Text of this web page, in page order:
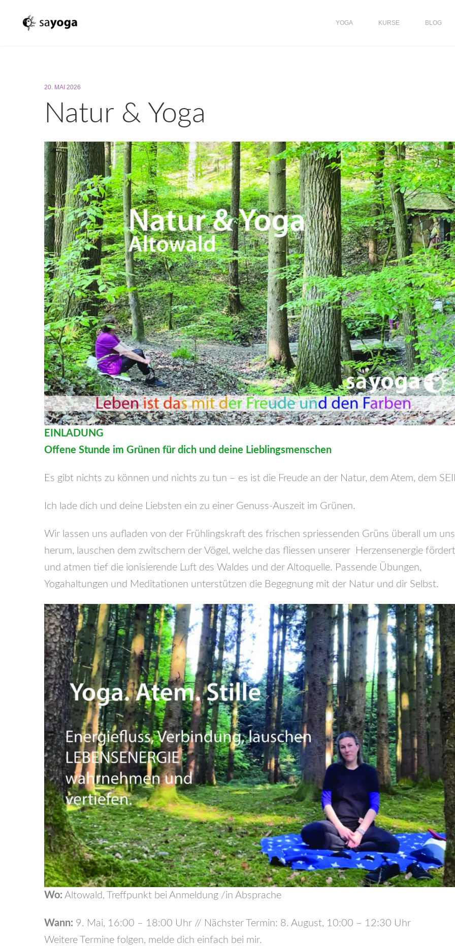
YOGA KURSE BLOG
20. MAI 2026
Natur & Yoga
EINLADUNG
Offene Stunde im Grünen für dich und deine Lieblingsmenschen
Es gibt nichts zu können und nichts zu tun – es ist die Freude an der Natur, dem Atem, dem
Ich lade dich und deine Liebsten ein zu einer Genuss-Auszeit im Grünen.
Wir lassen uns aufladen von der Frühlingskraft des frischen spriessenden Grüns überall um uns
herum, lauschen dem zwitschern der Vögel, welche das fliessen unserer Herzensenergie fördert
und atmen tief die ionisierende Luft des Waldes und der Altoquelle. Passende Übungen,
Yogahaltungen und Meditationen unterstützen die Begegnung mit der Natur und dir Selbst.
Wo: Altowald, Treffpunkt bei Anmeldung /in Absprache
Wann: 9. Mai, 16:00 – 18:00 Uhr // Nächster Termin: 8. August, 10:00 – 12:30 Uhr
Weitere Termine folgen, melde dich einfach bei mir.